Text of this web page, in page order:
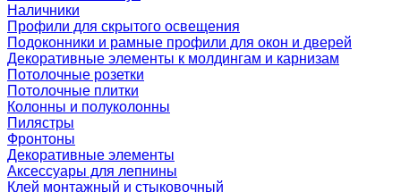
Наличники
Профили для скрытого освещения
Подоконники и рамные профили для окон и дверей
Декоративные элементы к молдингам и карнизам
Потолочные розетки
Потолочные плитки
Колонны и полуколонны
Пилястры
Фронтоны
Декоративные элементы
Аксессуары для лепнины
Клей монтажный и стыковочный